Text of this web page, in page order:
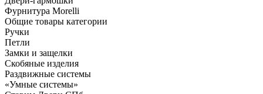
Фурнитура Morelli
Общие товары категории
Ручки
Петли
Замки и защелки
Скобяные изделия
Раздвижные системы
«Умные системы»